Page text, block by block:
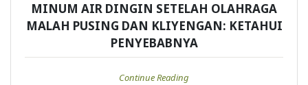
MINUM AIR DINGIN SETELAH OLAHRAGA
MALAH PUSING DAN KLIYENGAN: KETAHUI
PENYEBABNYA
Continue Reading